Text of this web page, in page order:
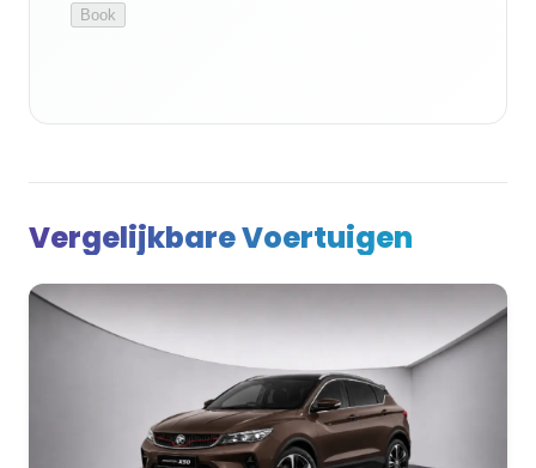
Vergelijkbare Voertuigen